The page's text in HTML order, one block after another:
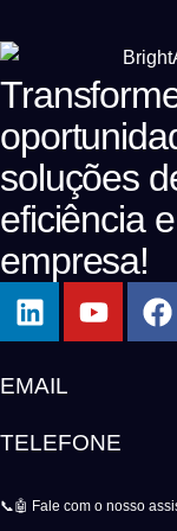
soluções
eficiência
empresa!
EMAIL
TELEFONE
📞🤖 Fale com o nosso